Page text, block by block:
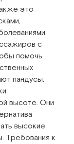
это
с
помочь
пандусы.
высоте. Они
высокие
Требования к